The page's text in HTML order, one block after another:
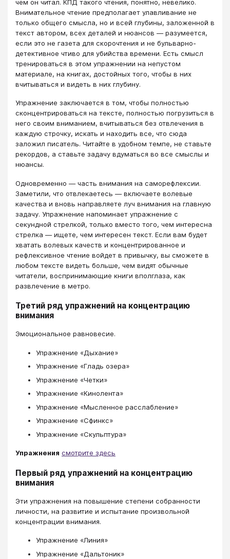
чем он читал. КПД такого чтения, понятно, невелико.
Внимательное чтение предполагает улавливание не
только общего смысла, но и всей глубины, заложенной в
текст автором, всех деталей и нюансов ― разумеется,
если это не газета для скорочтения и не бульварно-
детективное чтиво для убийства времени. Есть смысл
тренироваться в этом упражнении на непустом
материале, на книгах, достойных того, чтобы в них
вчитываться и видеть в них глубину.
Упражнение заключается в том, чтобы полностью
сконцентрироваться на тексте, полностью погрузиться в
него своим вниманием, вчитываться без отвлечения в
каждую строчку, искать и находить все, что сюда
заложил писатель. Читайте в удобном темпе, не ставьте
рекордов, а ставьте задачу вдуматься во все смыслы и
нюансы.
Одновременно ― часть внимания на саморефлексии.
Заметили, что отвлекаетесь ― включаете волевые
качества и вновь направляете луч внимания на главную
задачу. Упражнение напоминает упражнение с
секундной стрелкой, только вместо того, чем интересна
стрелка ― ищете, чем интересен текст. Если вам будет
хватать волевых качеств и концентрированное и
рефлексивное чтение войдет в привычку, вы сможете в
любом тексте видеть больше, чем видят обычные
читатели, воспринимающие книги вполглаза, как
развлечение в метро.
Третий ряд упражнений на концентрацию
внимания
Эмоциональное равновесие.
Упражнение «Дыхание»
Упражнение «Гладь озера»
Упражнение «Четки»
Упражнение «Кинолента»
Упражнение «Мысленное расслабление»
Упражнение «Сфинкс»
Упражнение «Скульптура»
Упражнения смотрите здесь
Первый ряд упражнений на концентрацию
внимания
Эти упражнения на повышение степени собранности
личности, на развитие и испытание произвольной
концентрации внимания.
Упражнение «Линия»
Упражнение «Дальтоник»